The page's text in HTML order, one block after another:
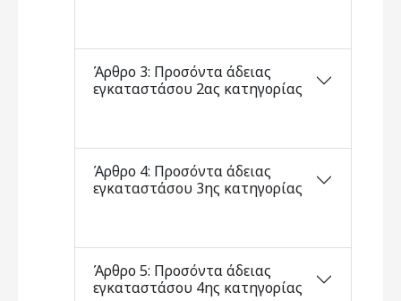
Άρθρο 3: Προσόντα άδειας
εγκαταστάσου 2ας κατηγορίας
Άρθρο 4: Προσόντα άδειας
εγκαταστάσου 3ης κατηγορίας
Άρθρο 5: Προσόντα άδειας
εγκαταστάσου 4ης κατηγορίας